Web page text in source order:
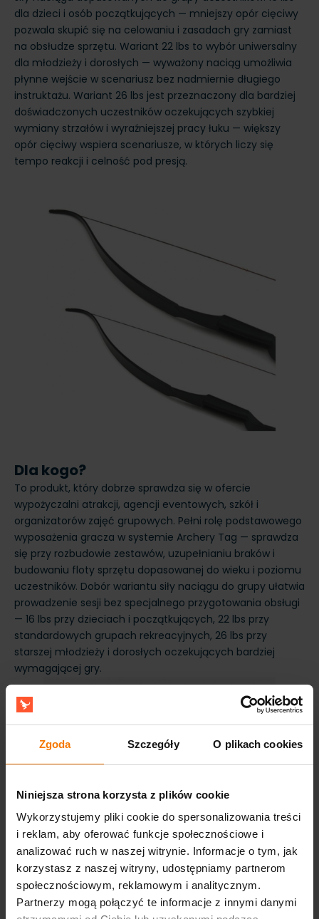
Zgoda Szczegóły O plikach cookies
Niniejsza strona korzysta z plików cookie
Wykorzystujemy pliki cookie do spersonalizowania treści
i reklam, aby oferować funkcje społecznościowe i
analizować ruch w naszej witrynie. Informacje o tym, jak
korzystasz z naszej witryny, udostępniamy partnerom
społecznościowym, reklamowym i analitycznym.
Partnerzy mogą połączyć te informacje z innymi danymi
dla dzieci i osób początkujących — mniejszy opór cięciwy
pozwala skupić się na celowaniu i zasadach gry zamiast
na obsłudze sprzętu. Wariant 22 lbs to wybór uniwersalny
dla młodzieży i dorosłych — wyważony naciąg umożliwia
płynne wejście w scenariusz bez nadmiernie długiego
instruktażu. Wariant 26 lbs jest przeznaczony dla bardziej
doświadczonych uczestników oczekujących szybkiej
wymiany strzałów i wyraźniejszej pracy łuku — większy
opór cięciwy wspiera scenariusze, w których liczy się
tempo reakcji i celność pod presją.
Dla kogo?
To produkt, który dobrze sprawdza się w ofercie
wypożyczalni atrakcji, agencji eventowych, szkół i
organizatorów zajęć grupowych. Pełni rolę podstawowego
wyposażenia gracza w systemie Archery Tag — sprawdza
się przy rozbudowie zestawów, uzupełnianiu braków i
budowaniu floty sprzętu dopasowanej do wieku i poziomu
uczestników. Dobór wariantu siły naciągu do grupy ułatwia
prowadzenie sesji bez specjalnego przygotowania obsługi
— 16 lbs przy dzieciach i początkujących, 22 lbs przy
standardowych grupach rekreacyjnych, 26 lbs przy
starszej młodzieży i dorosłych oczekujących bardziej
wymagającej gry.